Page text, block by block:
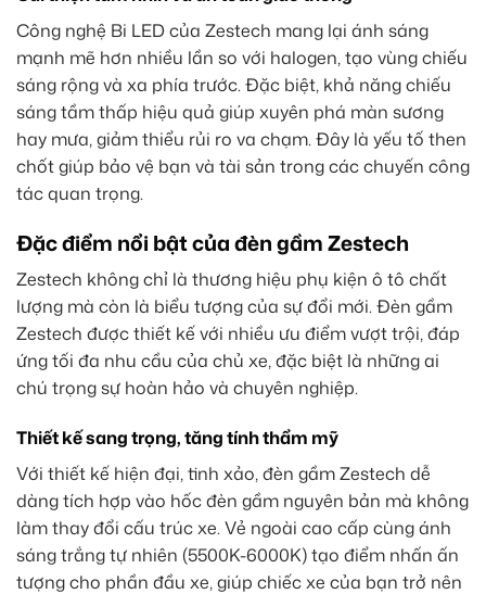
Công nghệ Bi LED của Zestech mang lại ánh sáng
mạnh mẽ hơn nhiều lần so với halogen, tạo vùng chiếu
sáng rộng và xa phía trước. Đặc biệt, khả năng chiếu
sáng tầm thấp hiệu quả giúp xuyên phá màn sương
hay mưa, giảm thiểu rủi ro va chạm. Đây là yếu tố then
chốt giúp bảo vệ bạn và tài sản trong các chuyến công
tác quan trọng.
Đặc điểm nổi bật của đèn gầm Zestech
Zestech không chỉ là thương hiệu phụ kiện ô tô chất
lượng mà còn là biểu tượng của sự đổi mới. Đèn gầm
Zestech được thiết kế với nhiều ưu điểm vượt trội, đáp
ứng tối đa nhu cầu của chủ xe, đặc biệt là những ai
chú trọng sự hoàn hảo và chuyên nghiệp.
Thiết kế sang trọng, tăng tính thẩm mỹ
Với thiết kế hiện đại, tinh xảo, đèn gầm Zestech dễ
dàng tích hợp vào hốc đèn gầm nguyên bản mà không
làm thay đổi cấu trúc xe. Vẻ ngoài cao cấp cùng ánh
sáng trắng tự nhiên (5500K-6000K) tạo điểm nhấn ấn
tượng cho phần đầu xe, giúp chiếc xe của bạn trở nên